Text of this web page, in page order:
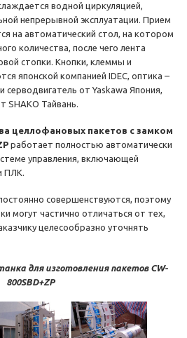
водной циркуляцией,
непрерывной эксплуатации. Прием
на автоматический стол, на котором
количества, после чего лента
стопки. Кнопки, клеммы и
японской компанией IDEC, оптика –
серводвигатель от Yaskawa Япония,
SHAKO Тайвань.
целлофановых пакетов с замком
работает полностью автоматически
управления, включающей
ПЛК.
совершенствуются, поэтому
могут частично отличаться от тех,
целесообразно уточнять
для изготовления пакетов CW-
800SBD+ZP